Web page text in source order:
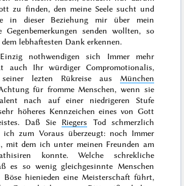
zu finden, den meine Seele sucht und
in dieser Beziehung mir über mein
Gegenbemerkungen senden wollten, so
lebhaftesten Dank erkennen.
nothwendigen sich Immer mehr
auch Ihr würdiger Compromotionalis,
lezten Rükreise aus München
für fromme Menschen, wenn sie
nach auf einer niedrigeren Stufe
höheres Kennzeichen eines von Gott
Daß Sie Riegers Todschmerzlich
ich zum Voraus überzeugt: noch Immer
mit dem ich unter meinen Freunden am
konnte. Welche schrekliche
es so wenig gleichgesinnte Menschen
hienieden eine Meisterschaft führt,